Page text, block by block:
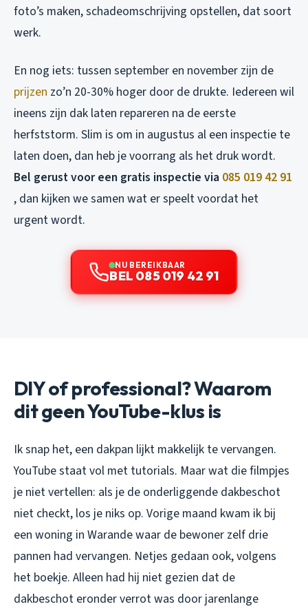
foto’s maken, schadeomschrijving opstellen, dat soort
werk.
En nog iets: tussen september en november zijn de
prijzen zo’n 20-30% hoger door de drukte. Iedereen wil
ineens zijn dak laten repareren na de eerste
herfststorm. Slim is om in augustus al een inspectie te
laten doen, dan heb je voorrang als het druk wordt.
Bel gerust voor een gratis inspectie via 085 019 42 91
, dan kijken we samen wat er speelt voordat het
urgent wordt.
NU BEREIKBAAR
BEL 085 019 42 91
DIY of professional? Waarom
dit geen YouTube-klus is
Ik snap het, een dakpan lijkt makkelijk te vervangen.
YouTube staat vol met tutorials. Maar wat die filmpjes
je niet vertellen: als je de onderliggende dakbeschot
niet checkt, los je niks op. Vorige maand kwam ik bij
een woning in Warande waar de bewoner zelf drie
pannen had vervangen. Netjes gedaan ook, volgens
het boekje. Alleen had hij niet gezien dat de
dakbeschot eronder verrot was door jarenlange